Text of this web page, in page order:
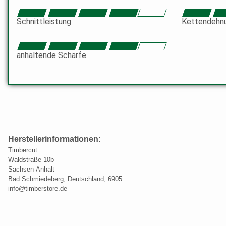
Schnittleistung
anhaltende Schärfe
Herstellerinformationen:
Timbercut
Waldstraße 10b
Sachsen-Anhalt
Bad Schmiedeberg, Deutschland, 6905
info@timberstore.de